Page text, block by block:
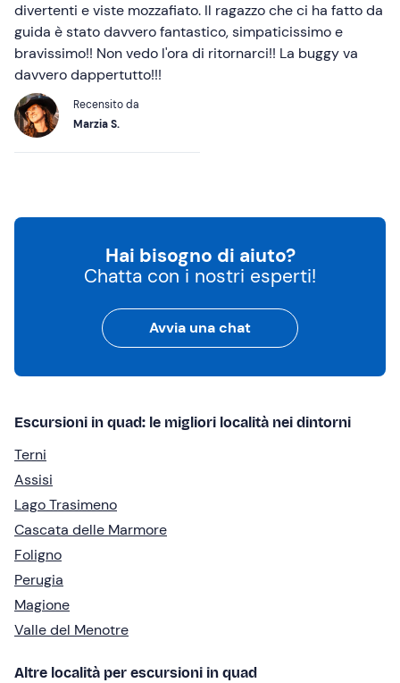
divertenti e viste mozzafiato. Il ragazzo che ci ha fatto da
guida è stato davvero fantastico, simpaticissimo e
bravissimo!! Non vedo l'ora di ritornarci!! La buggy va
davvero dappertutto!!!
Recensito da
Marzia S.
Hai bisogno di aiuto?
Chatta con i nostri esperti!
Avvia una chat
Escursioni in quad: le migliori località nei dintorni
Terni
Assisi
Lago Trasimeno
Cascata delle Marmore
Foligno
Perugia
Magione
Valle del Menotre
Altre località per escursioni in quad